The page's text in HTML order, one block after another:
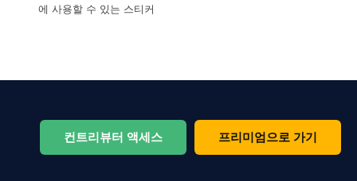
에 사용할 수 있는 스티커
컨트리뷰터 액세스 프리미엄으로 가기